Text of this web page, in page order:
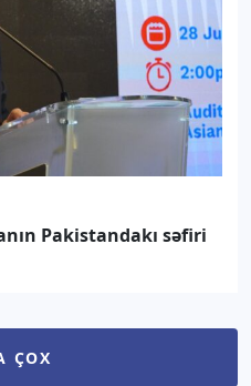
Pakistandakı səfiri
ÇOX